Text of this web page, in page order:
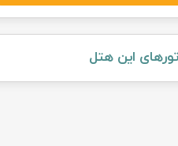
این هتل